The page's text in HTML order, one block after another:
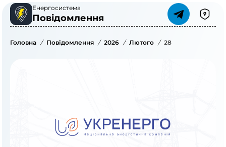
Енергосистема
Повідомлення
Головна / Повідомлення / 2026 / Лютого / 28